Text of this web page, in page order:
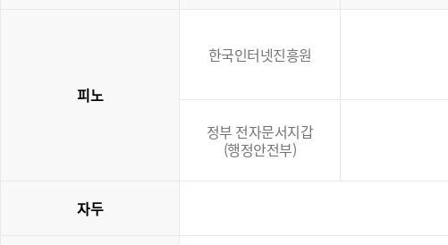
피노
한국인터넷진흥원
정부 전자문서지갑
(행정안전부)
자두